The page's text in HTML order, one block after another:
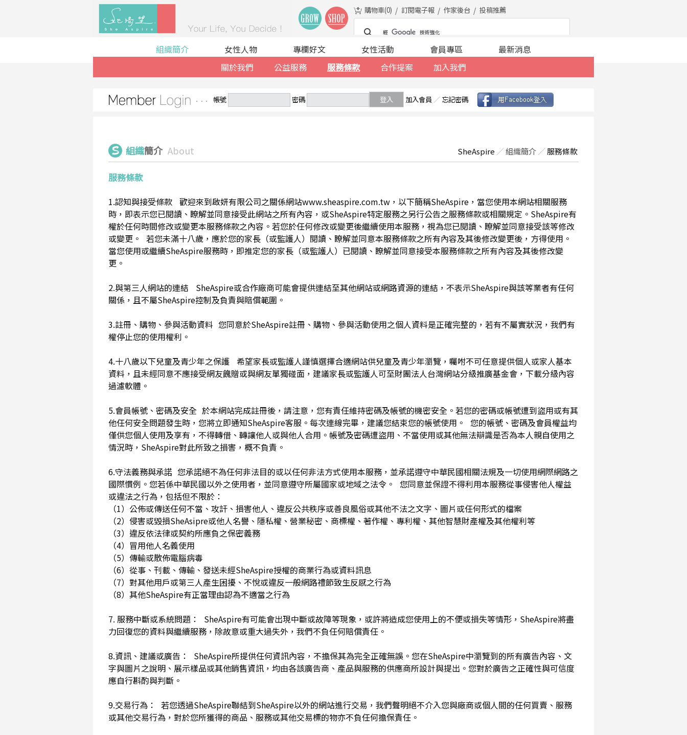
購物車(0) 訂閱電子報 作家後台 投稿推薦
組織簡介
關於我們
公益服務 服務條款 合作提案 加入我們
女性人物 專欄好文 女性活動 會員專區 最新消息
帳號 密碼 登入 加入會員 ／ 忘記密碼
組織簡介 About SheAspire ／組織簡介 ／ 服務條款
服務條款
1.認知與接受條款 歡迎來到啟妍有限公司之關係網站www.sheaspire.com.tw，以下簡稱SheAspire，當您使用本網站相關服務
時，即表示您已閱讀、瞭解並同意接受此網站之所有內容，或SheAspire特定服務之另行公告之服務條款或相關規定。SheAspire有
權於任何時間修改或變更本服務條款之內容。若您於任何修改或變更後繼續使用本服務，視為您已閱讀、瞭解並同意接受該等修改
或變更。 若您未滿十八歲，應於您的家長（或監護人）閱讀、瞭解並同意本服務條款之所有內容及其後修改變更後，方得使用。
當您使用或繼續SheAspire服務時，即推定您的家長（或監護人）已閱讀、瞭解並同意接受本服務條款之所有內容及其後修改變
更。
2.與第三人網站的連結 SheAspire或合作廠商可能會提供連結至其他網站或網路資源的連結，不表示SheAspire與該等業者有任何
關係，且不屬SheAspire控制及負責與賠償範圍。
3.註冊、購物、參與活動資料 您同意於SheAspire註冊、購物、參與活動使用之個人資料是正確完整的，若有不屬實狀況，我們有
權停止您的使用權利。
4.十八歲以下兒童及青少年之保護 希望家長或監護人謹慎選擇合適網站供兒童及青少年瀏覽，囑咐不可任意提供個人或家人基本
資料，且未經同意不應接受網友餽贈或與網友單獨碰面，建議家長或監護人可至財團法人台灣網站分級推廣基金會，下載分級內容
過濾軟體。
5.會員帳號、密碼及安全 於本網站完成註冊後，請注意，您有責任維持密碼及帳號的機密安全。若您的密碼或帳號遭到盜用或有其
他任何安全問題發生時，您將立即通知SheAspire客服。每次連線完畢，建議您結束您的帳號使用。 您的帳號、密碼及會員權益均
僅供您個人使用及享有，不得轉借、轉讓他人或與他人合用。帳號及密碼遭盜用、不當使用或其他無法辯識是否為本人親自使用之
情況時，SheAspire對此所致之損害，概不負責。
6.守法義務與承諾 您承諾絕不為任何非法目的或以任何非法方式使用本服務，並承諾遵守中華民國相關法規及一切使用網際網路之
國際慣例。您若係中華民國以外之使用者，並同意遵守所屬國家或地域之法令。 您同意並保證不得利用本服務從事侵害他人權益
或違法之行為，包括但不限於：
（1）公佈或傳送任何不當、攻訐、損害他人、違反公共秩序或善良風俗或其他不法之文字、圖片或任何形式的檔案
（2）侵害或毀損SheAsipre或他人名譽、隱私權、營業秘密、商標權、著作權、專利權、其他智慧財產權及其他權利等
（3）違反依法律或契約所應負之保密義務
（4）冒用他人名義使用
（5）傳輸或散佈電腦病毒
（6）從事、刊載、傳輸、發送未經SheAspire授權的商業行為或資料訊息
（7）對其他用戶或第三人產生困擾、不悅或違反一般網路禮節致生反感之行為
（8）其他SheAspire有正當理由認為不適當之行為
7. 服務中斷或系統問題： SheAspire有可能會出現中斷或故障等現象，或許將造成您使用上的不便或損失等情形，SheAspire將盡
力回復您的資料與繼續服務，除故意或重大過失外，我們不負任何賠償責任。
8.資訊、建議或廣告： SheAspire所提供任何資訊內容，不擔保其為完全正確無誤。您在SheAspire中瀏覽到的所有廣告內容、文
字與圖片之說明、展示樣品或其他銷售資訊，均由各該廣告商、產品與服務的供應商所設計與提出。您對於廣告之正確性與可信度
應自行斟酌與判斷。
9.交易行為： 若您透過SheAspire聯結到SheAspire以外的網站進行交易，我們聲明絕不介入您與廠商或個人間的任何買賣、服務
或其他交易行為，對於您所獲得的商品、服務或其他交易標的物亦不負任何擔保責任。